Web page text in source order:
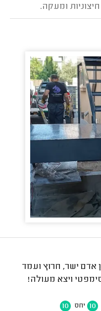
ומעקה.
אדם ישר, חרוץ ועמד
ויצא מעולה!
10 יחס 10